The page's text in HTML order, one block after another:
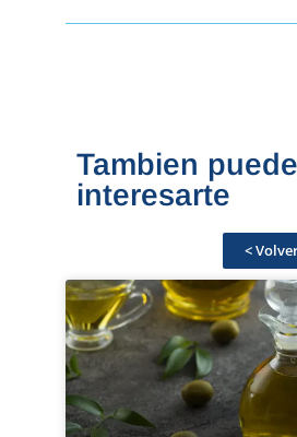
Tambien puede
interesarte
<